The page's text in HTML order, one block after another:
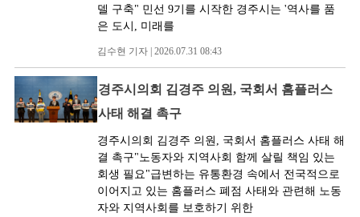
델 구축" 민선 9기를 시작한 경주시는 '역사를 품
은 도시, 미래를
김수현 기자 | 2026.07.31 08:43
경주시의회 김경주 의원, 국회서 홈플러스
사태 해결 촉구
경주시의회 김경주 의원, 국회서 홈플러스 사태 해
결 촉구"노동자와 지역사회 함께 살릴 책임 있는
회생 필요"급변하는 유통환경 속에서 전국적으로
이어지고 있는 홈플러스 폐점 사태와 관련해 노동
자와 지역사회를 보호하기 위한